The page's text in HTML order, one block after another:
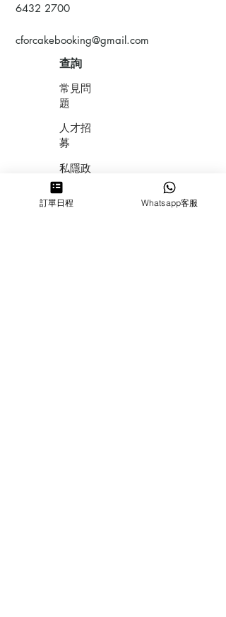
6432 2700
cforcakebooking@gmail.com
查詢
常見問
題
人才招
募
私隱政
策
​積分計
訂單日程 Whatsapp客服